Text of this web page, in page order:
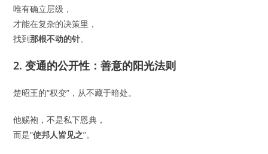
唯有确立层级，
才能在复杂的决策里，
找到那根不动的针。
2. 变通的公开性：善意的阳光法则
楚昭王的“权变”，从不藏于暗处。
他赐袍，不是私下恩典，
而是“使邦人皆见之”。